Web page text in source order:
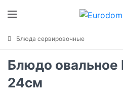
Блюда сервировочные
Блюдо овальное
24см